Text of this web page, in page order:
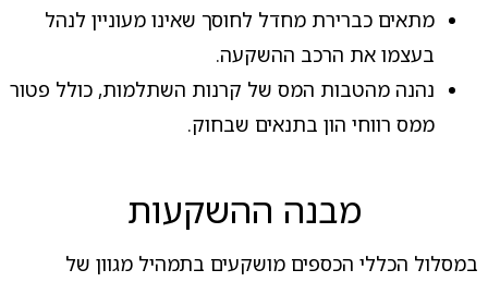
מתאים כברירת מחדל לחוסך שאינו מעוניין לנהל
בעצמו את הרכב ההשקעה.
נהנה מהטבות המס של קרנות השתלמות, כולל פטור
ממס רווחי הון בתנאים שבחוק.
מבנה ההשקעות
במסלול הכללי הכספים מושקעים בתמהיל מגוון של